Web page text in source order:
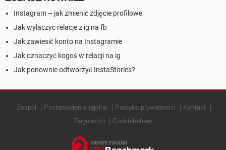
Instagram – jak zmienić zdjęcie profilowe
Jak wylaczyc relacje z ig na fb
Jak zawiesić konto na Instagramie
Jak oznaczyć kogoś w relacji na ig
Jak ponownie odtworzyć InstaStories?
Zespół Postanowienia ogólne Polityką prywatności
Kontakt
Regulamin
Cookiebeheer